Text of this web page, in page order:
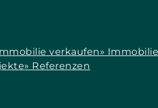
verkaufen»
» Referenzen